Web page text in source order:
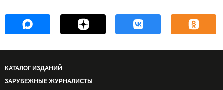
КАТАЛОГ ИЗДАНИЙ
ЗАРУБЕЖНЫЕ ЖУРНАЛИСТЫ